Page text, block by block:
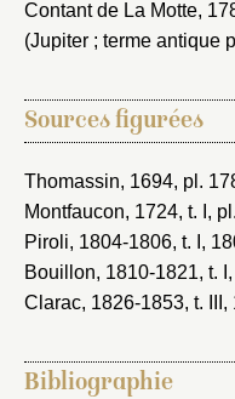
Contant de La Motte,
(Jupiter ; terme antique
Sources figurées
Thomassin, 1694, pl.
Montfaucon, 1724, t. I,
Piroli, 1804-1806, t. I,
Bouillon, 1810-1821, t.
Clarac, 1826-1853, t.
Bibliographie